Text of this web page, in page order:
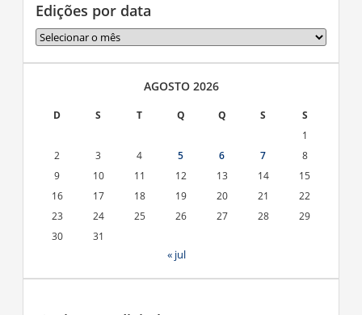
Edições por data
Edições
por
data
AGOSTO 2026
D S T Q Q S
S
1
2
3 4 5 6 7
8
9
10 11 12 13 14
15
16
17 18 19 20 21
22
23
24 25 26 27 28
29
30
31
« jul